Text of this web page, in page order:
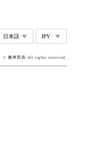
© 書肆田高 All rights reserved.